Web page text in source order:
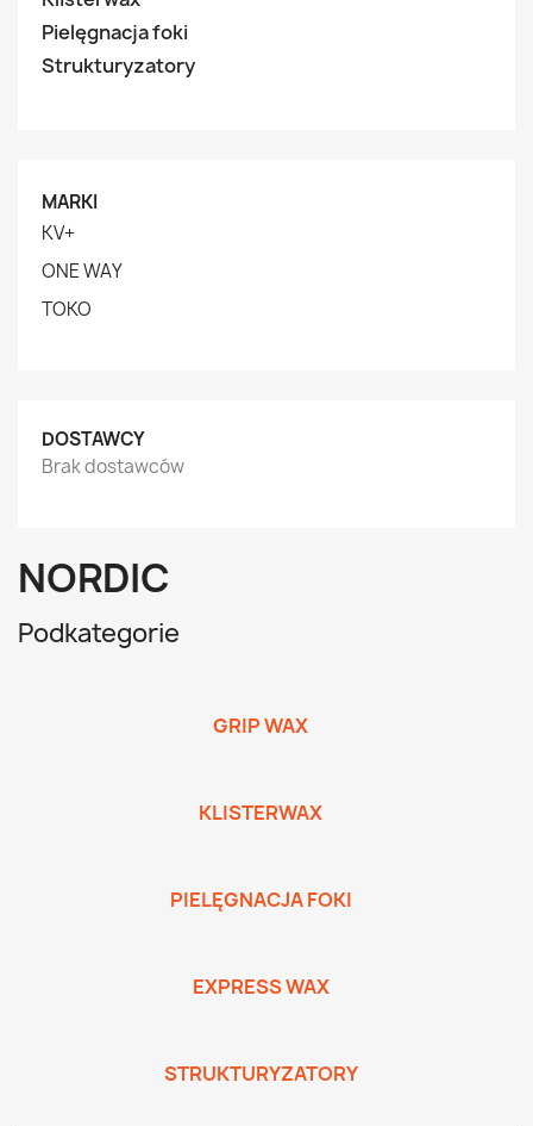
Pielęgnacja foki
Strukturyzatory
MARKI
KV+
ONE WAY
TOKO
DOSTAWCY
Brak dostawców
NORDIC
Podkategorie
GRIP WAX
KLISTERWAX
PIELĘGNACJA FOKI
EXPRESS WAX
STRUKTURYZATORY